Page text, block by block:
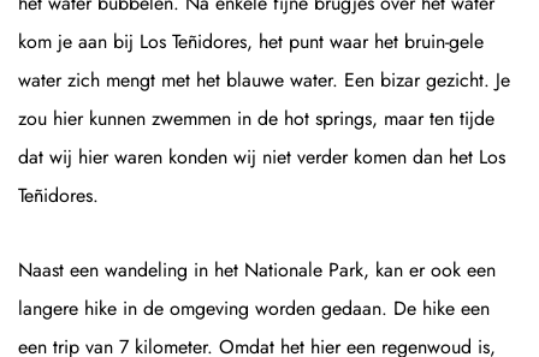
kom je aan bij Los Teñidores, het punt waar het bruin-gele
water zich mengt met het blauwe water. Een bizar gezicht. Je
zou hier kunnen zwemmen in de hot springs, maar ten tijde
dat wij hier waren konden wij niet verder komen dan het Los
Teñidores.
Naast een wandeling in het Nationale Park, kan er ook een
langere hike in de omgeving worden gedaan. De hike een
een trip van 7 kilometer. Omdat het hier een regenwoud is,